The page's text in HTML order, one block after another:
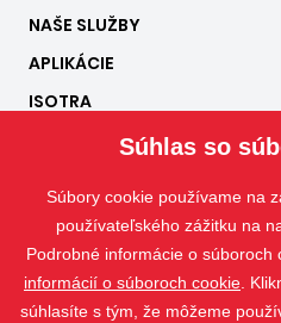
NAŠE SLUŽBY
APLIKÁCIE
ISOTRA
Súhlas so
Súbory cookie používame na
používateľského zážitku na
Podrobné informácie o súboroch
informácií o súboroch cookie .
súhlasíte s tým, že môžeme